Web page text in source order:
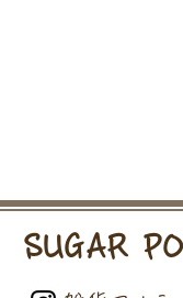
SUGAR